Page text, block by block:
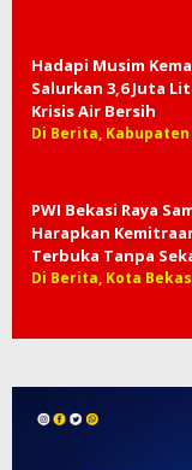
Hadapi Musim
Salurkan 3,6 Juta
Krisis Air Bersih
Di Berita,
PWI Bekasi Raya
Harapkan
Terbuka Tanpa
Di Berita, Kota